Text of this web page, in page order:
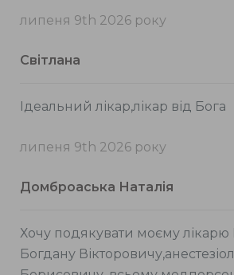
липеня 9th 2026 року
Світлана
Ідеальний лікар,лікар від Бога
липеня 9th 2026 року
Домброаська Наталія
Хочу подякувати моєму
Богдану